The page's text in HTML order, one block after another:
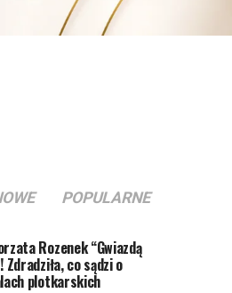
POPULARNE
Rozenek “Gwiazdą
Zdradziła, co sądzi o
plotkarskich